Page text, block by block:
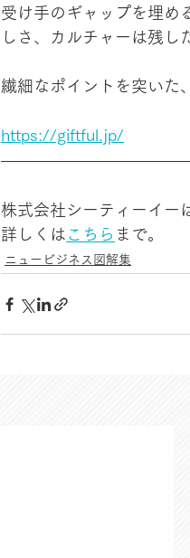
受け手のギャップを埋め
しさ、カルチャーは残し
繊細なポイントを突いた
https://giftful.jp/
株式会社シーティーイー
詳しくは こちら まで。
ニュービジネス図解集